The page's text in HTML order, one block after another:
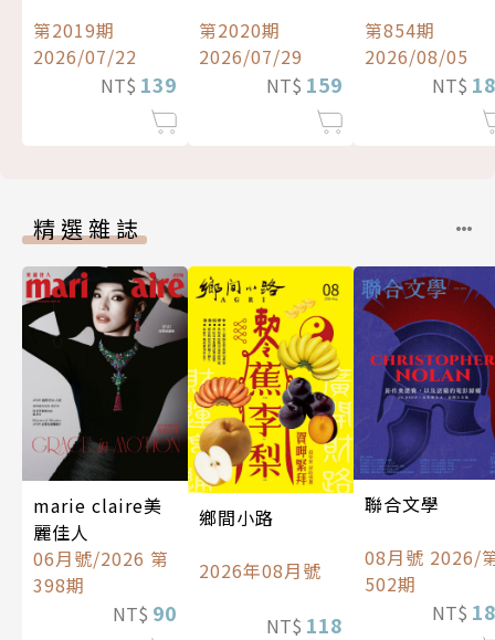
第2019期
2026/07/22
NT$ 139
第2020期
2026/07/29
NT$ 159
第854期
2026/08/05
NT$
精選雜誌
marie claire美
麗佳人
06月號/2026 第
398期
NT$ 90
鄉間小路
2026年08月號
NT$ 118
聯合文學
08月號 2026/
502期
NT$